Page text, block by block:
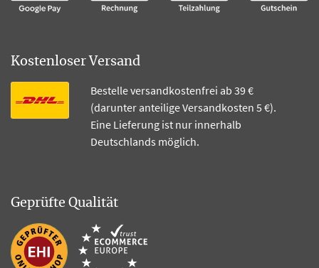
Kostenloser Versand
Bestelle versandkostenfrei ab 39 €
(darunter anteilige Versandkosten 5 €).
Eine Lieferung ist nur innerhalb
Deutschlands möglich.
Geprüfte Qualität